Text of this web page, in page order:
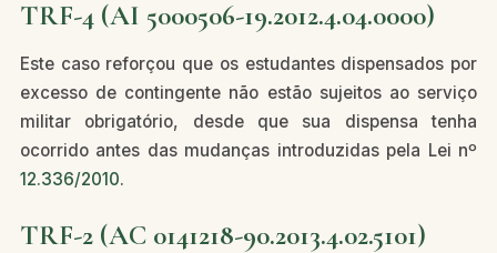
TRF-4 (AI 5000506-19.2012.4.04.0000)
Este caso reforçou que os estudantes dispensados por
excesso de contingente não estão sujeitos ao serviço
militar obrigatório, desde que sua dispensa tenha
ocorrido antes das mudanças introduzidas pela Lei nº
12.336/2010.
TRF-2 (AC 0141218-90.2013.4.02.5101)